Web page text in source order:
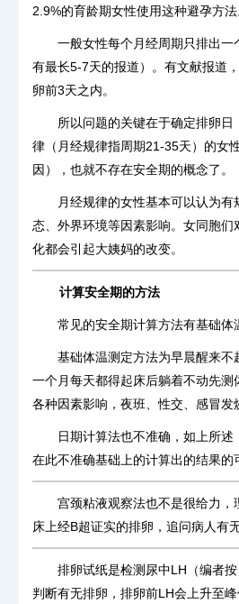
2.9%的育龄期女性使用这种避孕方法
一般女性每个月经周期只排出
有最长5-7天的报道）。有文献报道
卵前3天之内。
所以问题的关键在于确定排卵
律（月经规律指周期21-35天）的女
因），也就不存在安全期的概念了。
月经规律的女性基本可以认为
态、外界环境等因素影响。女同胞
化都会引起大姨妈的改变。
计算安全期的方法
常见的安全期计算方法有基础体
基础体温测定方法为早晨醒来
一个月每天都得起床后躺着不动先
各种因素影响，夜班、性交、感冒发
日期计算法也不准确，如上所
在此不准确基础上的计算出的结果的
宫颈粘液观察法也不是很给力
床上经B超证实的排卵，追问病人有
排卵试纸是检测尿中LH（编者
判断有无排卵，排卵前LH会上升至